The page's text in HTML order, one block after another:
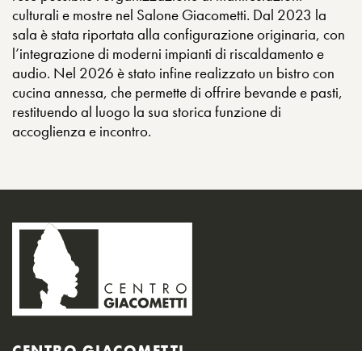
culturali e mostre nel Salone Giacometti. Dal 2023 la
sala è stata riportata alla configurazione originaria, con
l’integrazione di moderni impianti di riscaldamento e
audio. Nel 2026 è stato infine realizzato un bistro con
cucina annessa, che permette di offrire bevande e pasti,
restituendo al luogo la sua storica funzione di
accoglienza e incontro.